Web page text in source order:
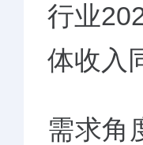
行业
体收入
需求角